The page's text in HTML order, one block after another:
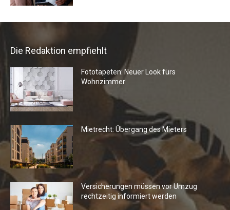
Die Redaktion empfiehlt
Fototapeten: Neuer Look fürs
Wohnzimmer
Mietrecht: Übergang des Mieters
Versicherungen müssen vor Umzug
rechtzeitig informiert werden